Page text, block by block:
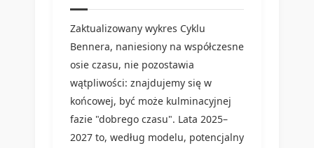
Zaktualizowany wykres Cyklu
Bennera, naniesiony na współczesne
osie czasu, nie pozostawia
wątpliwości: znajdujemy się w
końcowej, być może kulminacyjnej
fazie "dobrego czasu". Lata 2025–
2027 to, według modelu, potencjalny